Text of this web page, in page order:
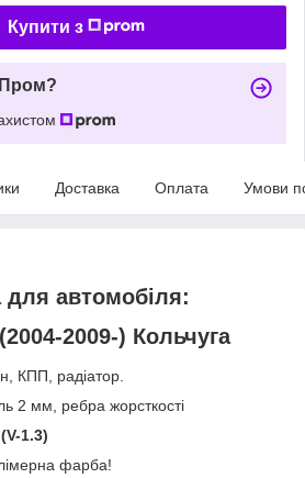
Купити з
Пром?
Доставка Оплата Умови
для автомобіля:
2009-) Кольчуга
КПП, радіатор.
2 мм, ребра жорсткості
(V-1.3)
фарба!